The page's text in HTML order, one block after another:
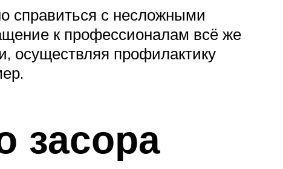
справиться с несложными
к профессионалам всё же
осуществляя профилактику
засора